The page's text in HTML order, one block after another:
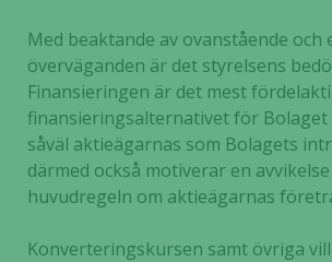
Med beaktande av ovanstående och
överväganden är det styrelsens
Finansieringen är det mest
finansieringsalternativet för Bolaget
såväl aktieägarnas som Bolagets
därmed också motiverar en
huvudregeln om aktieägarnas
Konverteringskursen samt övriga